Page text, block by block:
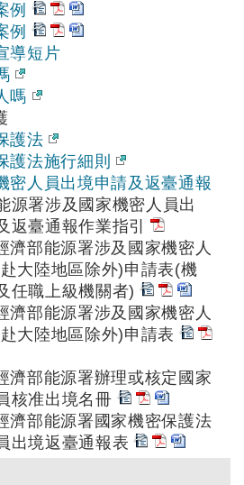
例
例
導短片
嗎
護法
護法施行細則
密人員出境申請及返臺通報
源署涉及國家機密人員出
返臺通報作業指引
濟部能源署涉及國家機密人
大陸地區除外)申請表(機
任職上級機關者)
濟部能源署涉及國家機密人
大陸地區除外)申請表
濟部能源署辦理或核定國家
核准出境名冊
濟部能源署國家機密保護法
出境返臺通報表